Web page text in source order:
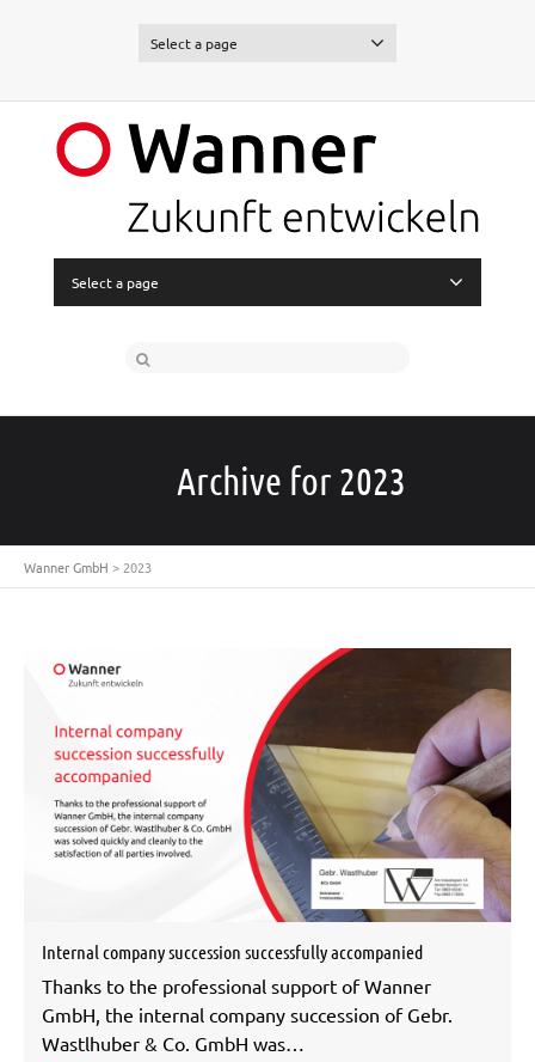
Select a page
Select a page
Archive for 2023
Wanner GmbH > 2023
Internal company succession successfully accompanied
Thanks to the professional support of Wanner
GmbH, the internal company succession of Gebr.
Wastlhuber & Co. GmbH was…